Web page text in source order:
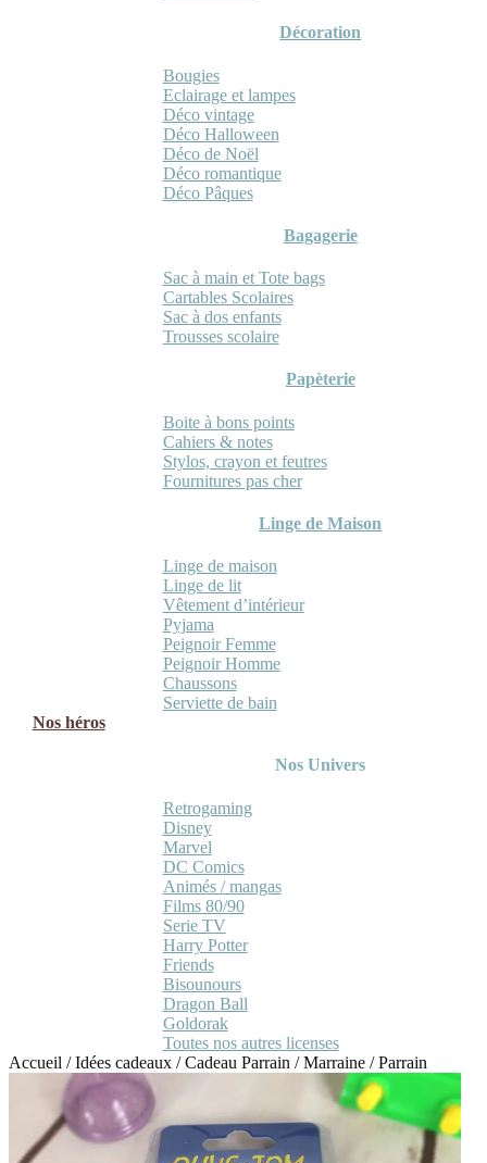
Décoration
Bougies
Eclairage et lampes
Déco vintage
Déco Halloween
Déco de Noël
Déco romantique
Déco Pâques
Bagagerie
Sac à main et Tote bags
Cartables Scolaires
Sac à dos enfants
Trousses scolaire
Papèterie
Boite à bons points
Cahiers & notes
Stylos, crayon et feutres
Fournitures pas cher
Linge de Maison
Linge de maison
Linge de lit
Vêtement d’intérieur
Pyjama
Peignoir Femme
Peignoir Homme
Chaussons
Serviette de bain
Nos héros
Nos Univers
Retrogaming
Disney
Marvel
DC Comics
Animés / mangas
Films 80/90
Serie TV
Harry Potter
Friends
Bisounours
Dragon Ball
Goldorak
Toutes nos autres licenses
Accueil /Idées cadeaux /Cadeau Parrain / Marraine /Parrain